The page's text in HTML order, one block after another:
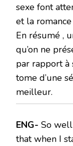
sexe font
et la
En résumé ,
qu’on ne
par rapport à
tome d’une
meilleur.
ENG- So
that when I